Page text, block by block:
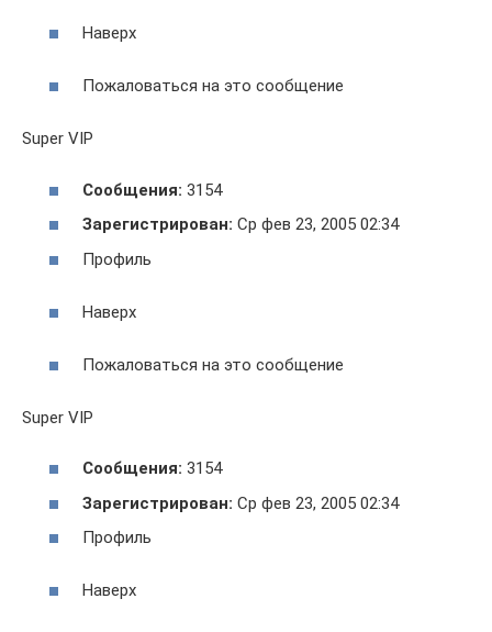
Наверх
Пожаловаться на это сообщение
Super VIP
Сообщения: 3154
Зарегистрирован: Ср фев 23, 2005 02:34
Профиль
Наверх
Пожаловаться на это сообщение
Super VIP
Сообщения: 3154
Зарегистрирован: Ср фев 23, 2005 02:34
Профиль
Наверх